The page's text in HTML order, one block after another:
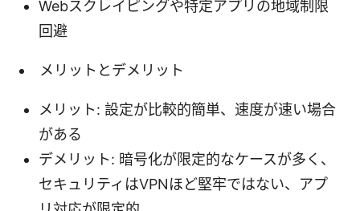
Webスクレイピングや特定アプリの地域制限
回避
メリットとデメリット
メリット: 設定が比較的簡単、速度が速い場合
がある
デメリット: 暗号化が限定的なケースが多く、
セキュリティはVPNほど堅牢ではない、アプ